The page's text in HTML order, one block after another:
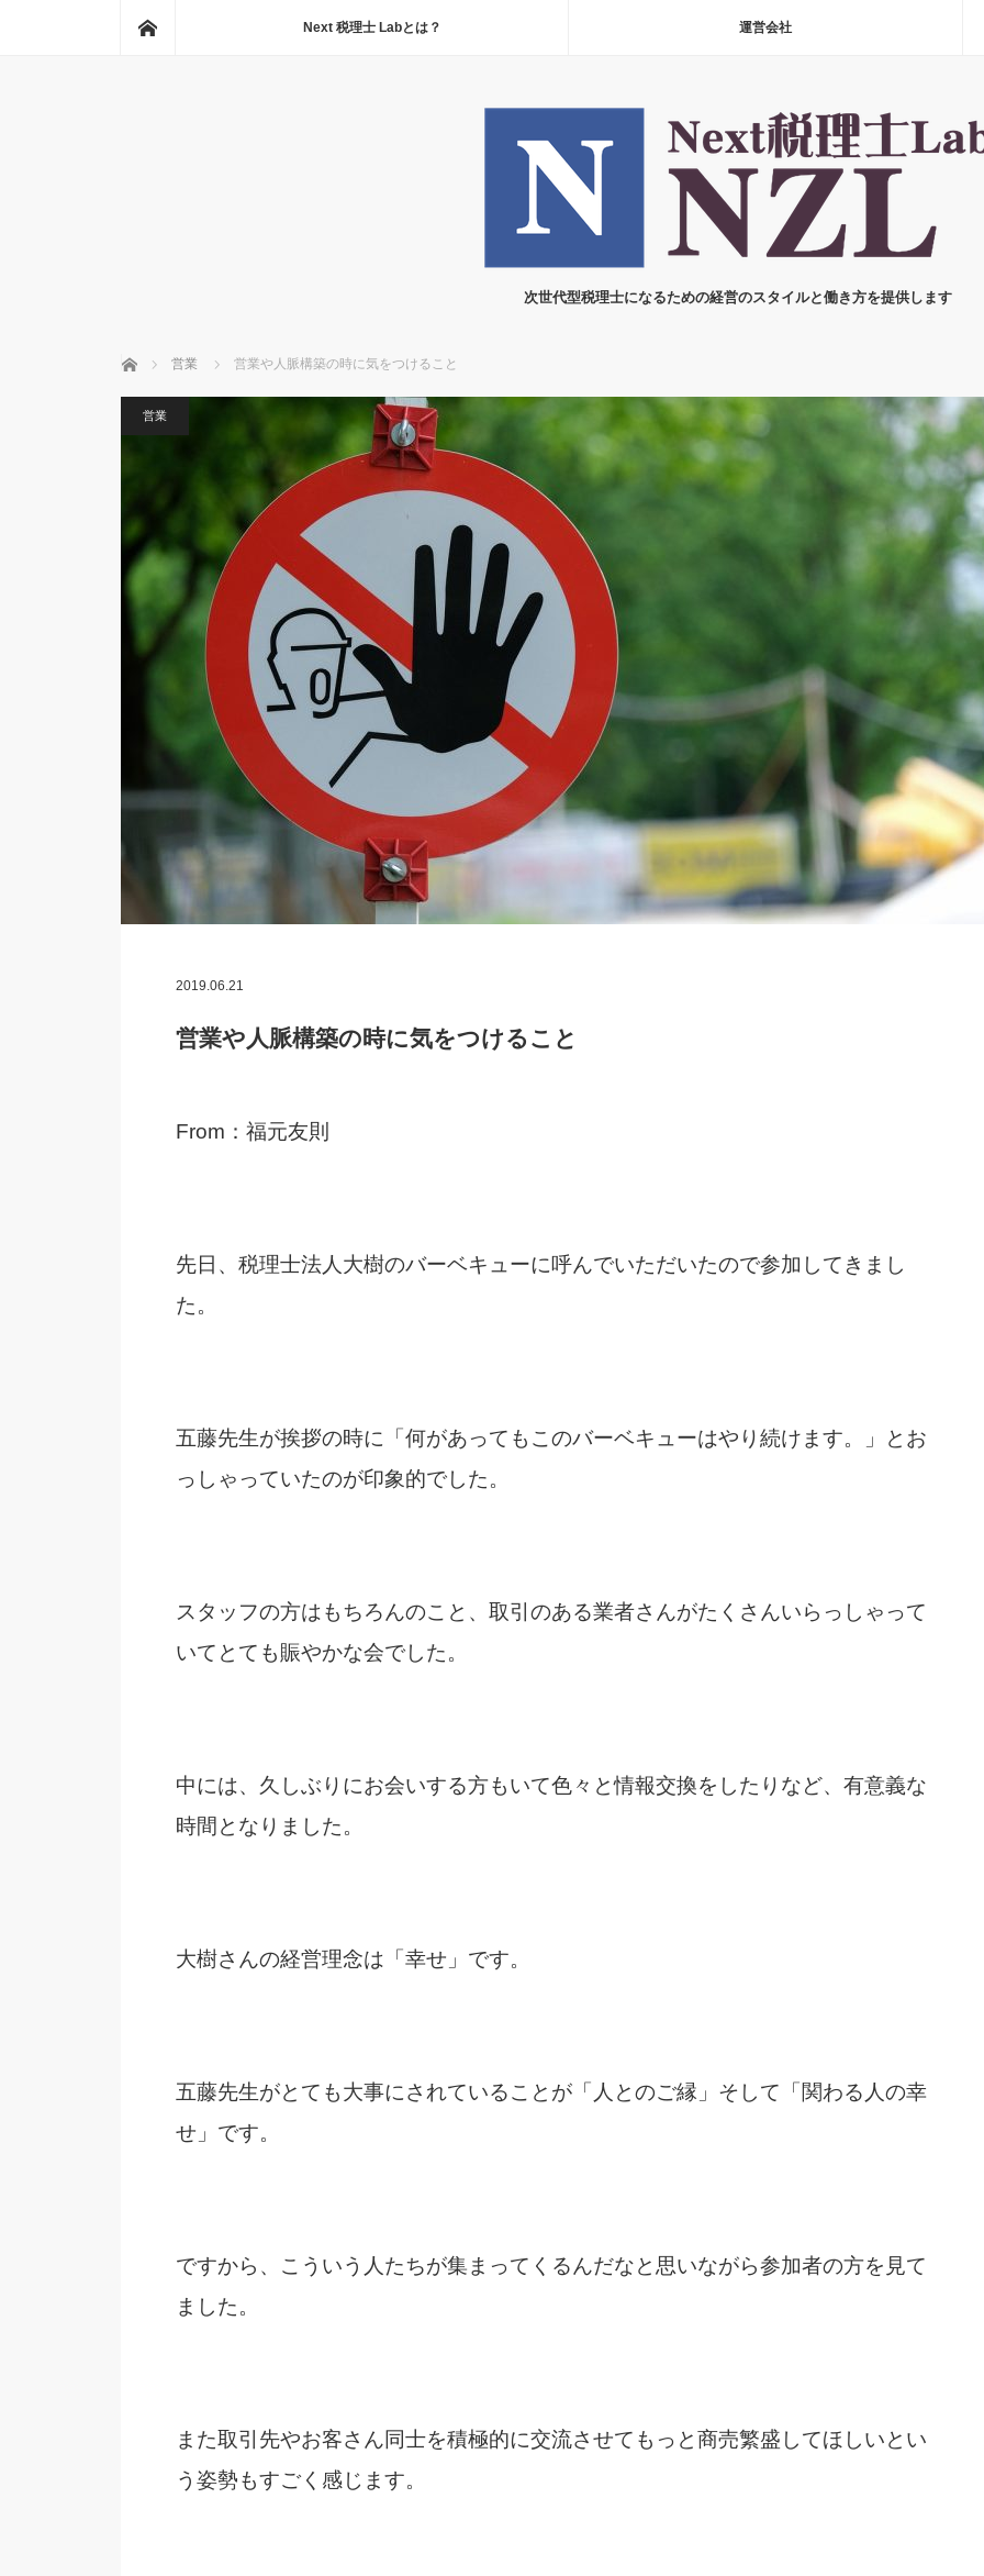
Next 税理士 Labとは？ 運営会社
次世代型税理士になるための経営のスタイルと働き方を提供します
ホーム 営業 営業や人脈構築の時に気をつけること
営業
2019.06.21
営業や人脈構築の時に気をつけること
From：福元友則
先日、税理士法人大樹のバーベキューに呼んでいただいたので参加してきまし
た。
五藤先生が挨拶の時に 「何があってもこのバーベキューはやり続けます。」とお
っしゃっていたのが印象的でした。
スタッフの方はもちろんのこと、取引のある業者さんがたくさんいらっしゃって
いてとても賑やかな会でした。
中には、久しぶりにお会いする方もいて色々と情報交換をしたりなど、有意義な
時間となりました。
大樹さんの経営理念は「幸せ」です。
五藤先生がとても大事にされていることが「人とのご縁」そして「関わる人の幸
せ」です。
ですから、こういう人たちが集まってくるんだなと思いながら参加者の方を見て
ました。
また取引先やお客さん同士を積極的に交流させてもっと商売繁盛してほしいとい
う姿勢もすごく感じます。